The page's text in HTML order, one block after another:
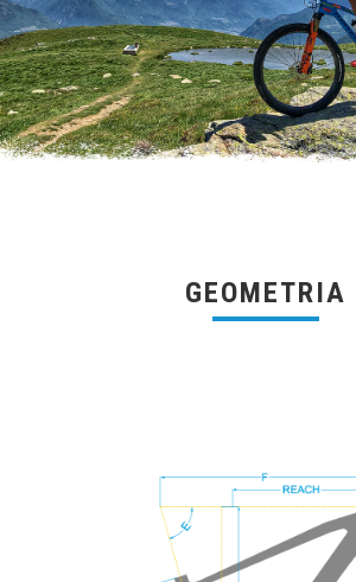
GEOMETRIA